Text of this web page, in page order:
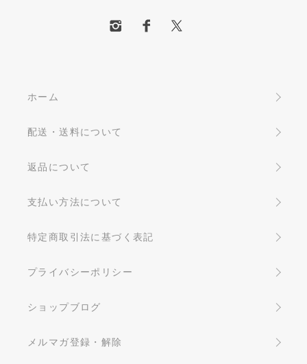
ホーム
配送・送料について
返品について
支払い方法について
特定商取引法に基づく表記
プライバシーポリシー
ショップブログ
メルマガ登録・解除